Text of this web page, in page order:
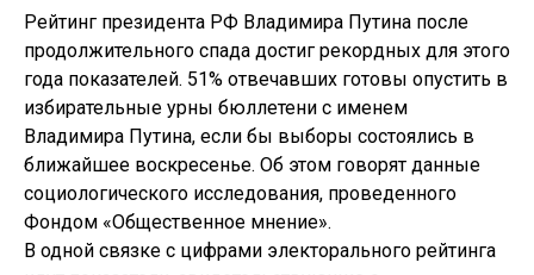
Рейтинг президента РФ Владимира Путина после
продолжительного спада достиг рекордных для этого
года показателей. 51% отвечавших готовы опустить в
избирательные урны бюллетени с именем
Владимира Путина, если бы выборы состоялись в
ближайшее воскресенье. Об этом говорят данные
социологического исследования, проведенного
Фондом «Общественное мнение».
В одной связке с цифрами электорального рейтинга